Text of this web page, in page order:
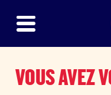
VOUS AVEZ